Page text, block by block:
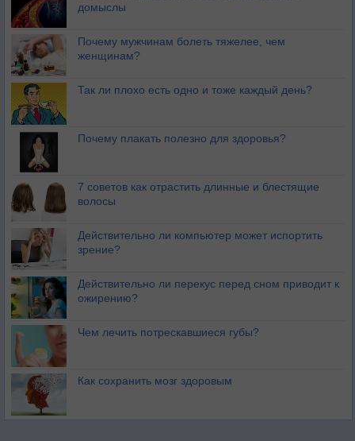
домыслы
Почему мужчинам болеть тяжелее, чем
женщинам?
Так ли плохо есть одно и тоже каждый день?
Почему плакать полезно для здоровья?
7 советов как отрастить длинные и блестящие
волосы
Действительно ли компьютер может испортить
зрение?
Действительно ли перекус перед сном приводит к
ожирению?
Чем лечить потрескавшиеся губы?
Как сохранить мозг здоровым